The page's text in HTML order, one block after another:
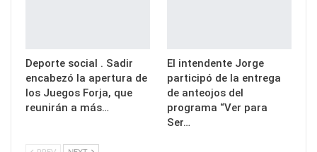
Deporte social . Sadir
encabezó la apertura de
los Juegos Forja, que
reunirán a más…
El intendente Jorge
participó de la entrega
de anteojos del
programa “Ver para
Ser…